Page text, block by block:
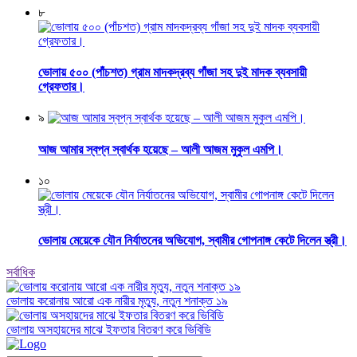
৮
ভোলায় ৫০০ (পাঁচশত) গ্রাম মাদকদ্রব্য গাঁজা সহ দুই মাদক ব্যবসায়ী
গ্রেফতার।
৯
আজ আমার স্বপ্ন স্বার্থক হয়েছে – আলী আজম মুকুল এমপি।
১০
ভোলায় মেয়েকে যৌন নির্যাতনের অভিযোগ, স্বামীর গোপনাঙ্গ কেটে দিলেন স্ত্রী।
সর্বাধিক
ভোলায় করোনায় আরো এক নারীর মৃত্যু, নতুন শনাক্ত ১৯
ভোলায় অসহায়দের মাঝে ইফতার বিতরণ করে ভিবিডি